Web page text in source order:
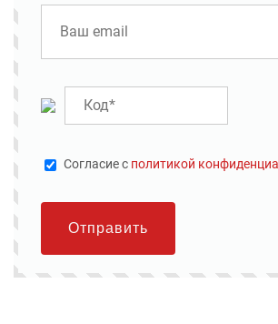
Cогласие с политикой
Отправить